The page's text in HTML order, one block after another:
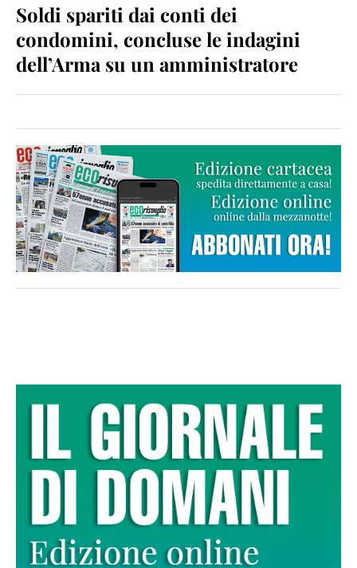
Soldi spariti dai conti dei
condomini, concluse le indagini
dell’Arma su un amministratore